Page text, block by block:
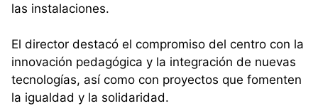
las instalaciones.
El director destacó el compromiso del centro con la
innovación pedagógica y la integración de nuevas
tecnologías, así como con proyectos que fomenten
la igualdad y la solidaridad.